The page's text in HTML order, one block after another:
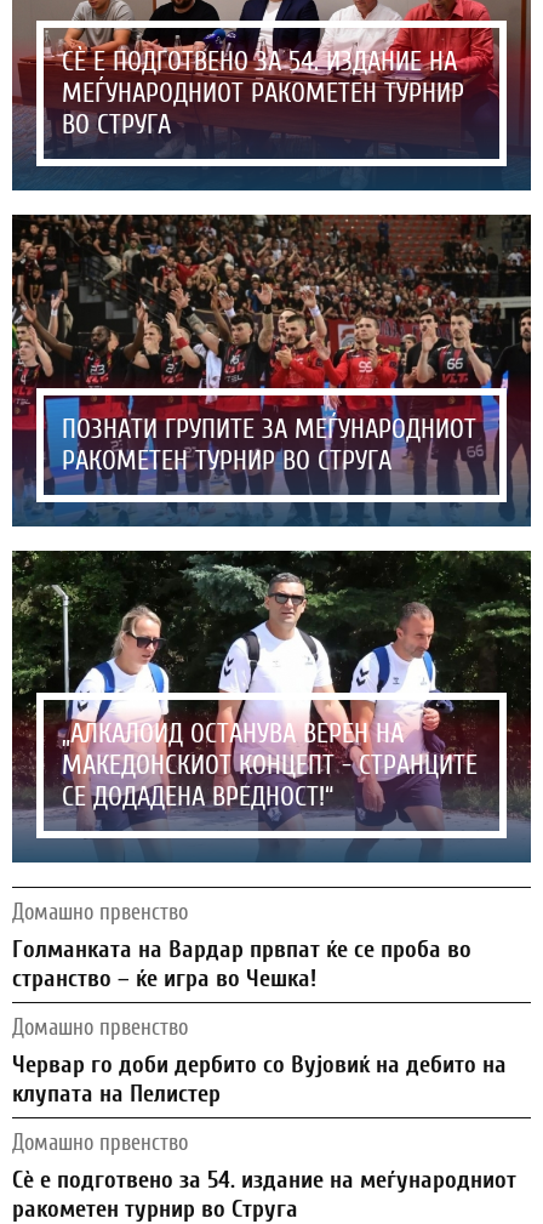
СЀ Е ПОДГОТВЕНО ЗА 54. ИЗДАНИЕ НА
МЕЃУНАРОДНИОТ РАКОМЕТЕН ТУРНИР
ВО СТРУГА
ПОЗНАТИ ГРУПИТЕ ЗА МЕЃУНАРОДНИОТ
РАКОМЕТЕН ТУРНИР ВО СТРУГА
„АЛКАЛОИД ОСТАНУВА ВЕРЕН НА
МАКЕДОНСКИОТ КОНЦЕПТ - СТРАНЦИТЕ
СЕ ДОДАДЕНА ВРЕДНОСТ!“
Домашно првенство
Голманката на Вардар првпат ќе се проба во
странство – ќе игра во Чешка!
Домашно првенство
Червар го доби дербито со Вујовиќ на дебито на
клупата на Пелистер
Домашно првенство
Сѐ е подготвено за 54. издание на меѓународниот
ракометен турнир во Струга